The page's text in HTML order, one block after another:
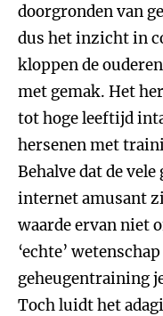
doorgronden van
dus het inzicht in
kloppen de
met gemak. Het
tot hoge leeftijd
hersenen met
Behalve dat de
internet amusant
waarde ervan niet
‘echte’
geheugentraining
Toch luidt het